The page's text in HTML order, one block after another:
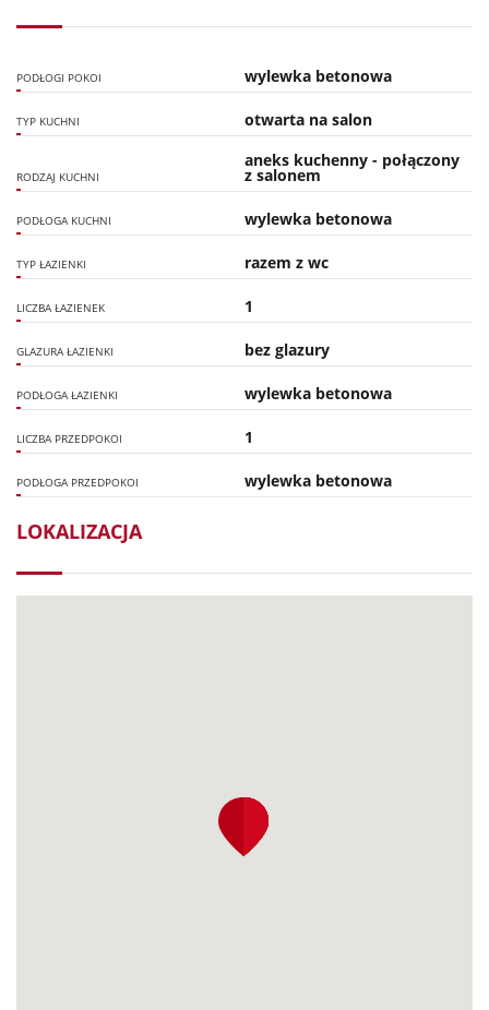
PODŁOGI POKOI wylewka betonowa
TYP KUCHNI otwarta na salon
RODZAJ KUCHNI
aneks kuchenny - połączony
z salonem
PODŁOGA KUCHNI wylewka betonowa
TYP ŁAZIENKI razem z wc
LICZBA ŁAZIENEK 1
GLAZURA ŁAZIENKI bez glazury
PODŁOGA ŁAZIENKI wylewka betonowa
LICZBA PRZEDPOKOI 1
PODŁOGA PRZEDPOKOI wylewka betonowa
LOKALIZACJA